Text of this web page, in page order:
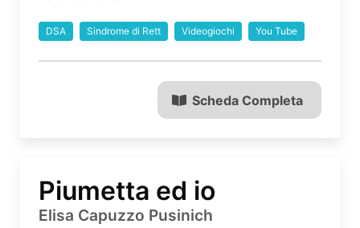
DSA Sindrome di Rett Videogiochi You Tube
Scheda Completa
Piumetta ed io
Elisa Capuzzo Pusinich